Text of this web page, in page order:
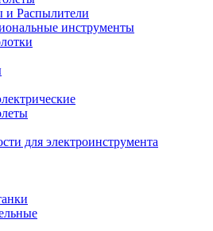
и Распылители
инструменты
для электроинструмента